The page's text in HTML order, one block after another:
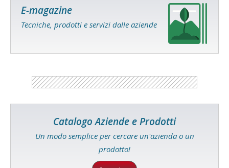
E-magazine
Tecniche, prodotti e servizi dalle aziende
Catalogo Aziende e Prodotti
Un modo semplice per cercare un'azienda o un
prodotto!